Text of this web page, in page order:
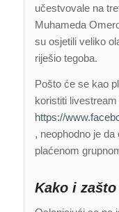
učestvovale na
Muhameda
su osjetili veliko
riješio tegoba.
Pošto će se kao
koristiti
https://
, neophodno je
plaćenom
Kako i